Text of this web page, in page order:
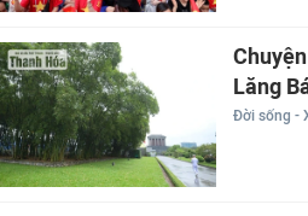
Lăng
Đời sống -